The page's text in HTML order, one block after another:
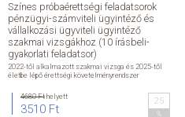
Színes próbaérettségi feladatsorok
pénzügyi-számviteli ügyintéző és
vállalkozási ügyviteli ügyintéző
szakmai vizsgákhoz (10 írásbeli-
gyakorlati feladatsor)
2022-től alkalmazott szakmai vizsga és 2025-től
életbe lépő érettségi követelményrendszer
4680 Fthelyett
3510 Ft
25
KAPCSOLAT